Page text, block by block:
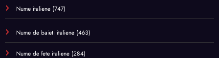
Nume italiene (747)
Nume de baieti italiene (463)
Nume de fete italiene (284)